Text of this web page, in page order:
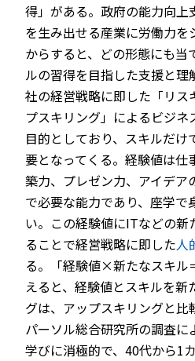
得」がある。政府の能力向
を生み出せる産業に労働力
からすると、どの形態にも当
ルの習得を目指した支援と理
社の経営戦略に即した「リス
プスキリング」によるビジネ
目的としており、スキルだ
要となってくる。経験値は
築力、プレゼン力、アイデア
で必要な能力であり、座学で
い。この経験値にITなどの新
ることで経営戦略に即した人
る。「経験値×新たなスキル
えると、経験値とスキルを新
グは、アップスキリングと比
パーソル総合研究所の調査に
学びに消極的で、40代から1